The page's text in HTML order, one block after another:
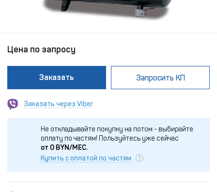
Цена по запросу
Заказать Запросить КП
Заказать через Viber
Не откладывайте покупку на потом - выбирайте
оплату по частям! Пользуйтесь уже сейчас
от 0 BYN/МЕС.
Купить с оплатой по частям